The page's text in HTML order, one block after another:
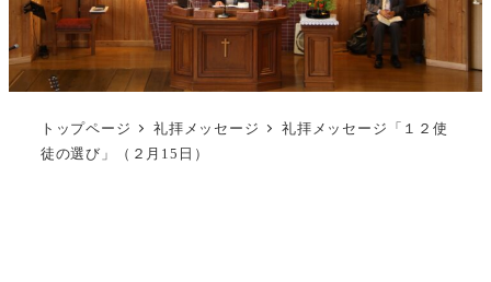
トップページ 礼拝メッセージ
礼拝メッセージ「１２使
徒の選び」（２月15日）